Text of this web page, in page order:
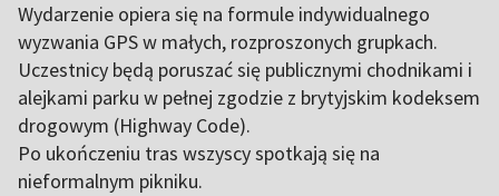
Wydarzenie opiera się na formule indywidualnego
wyzwania GPS w małych, rozproszonych grupkach.
Uczestnicy będą poruszać się publicznymi chodnikami i
alejkami parku w pełnej zgodzie z brytyjskim kodeksem
drogowym (Highway Code).
Po ukończeniu tras wszyscy spotkają się na
nieformalnym pikniku.